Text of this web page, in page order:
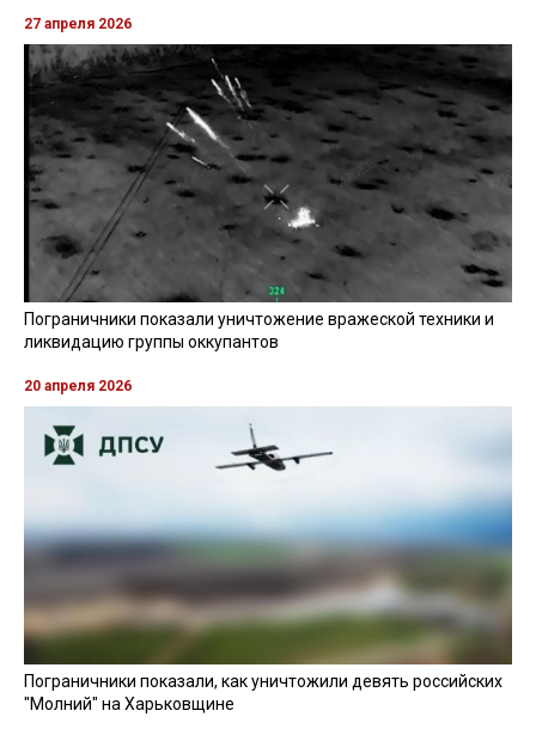
27 апреля 2026
Пограничники показали уничтожение вражеской техники и
ликвидацию группы оккупантов
20 апреля 2026
Пограничники показали, как уничтожили девять российских
"Молний" на Харьковщине